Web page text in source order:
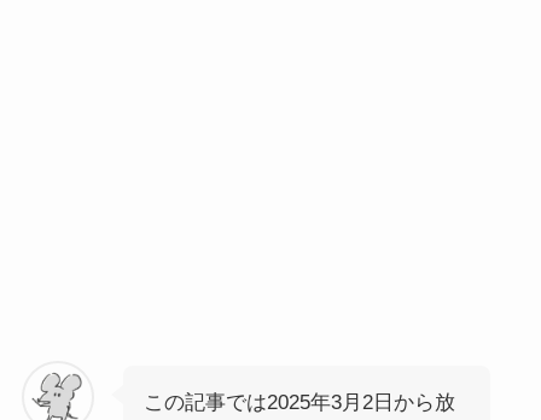
この記事では2025年3月2日から放